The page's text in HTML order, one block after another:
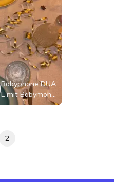
Babyphone DUA
L mit Babymonit
or
2